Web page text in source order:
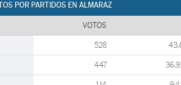
POR PARTIDOS EN ALMARAZ
VOTOS
528
447